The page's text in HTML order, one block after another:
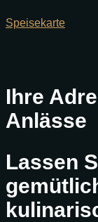
Speisekarte
Ihre
Anlässe
Lassen